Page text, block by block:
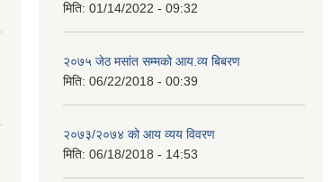
मिति: 01/14/2022 - 09:32
२०७५ जेठ मसांत सम्मको आय.व्य बिबरण
मिति: 06/22/2018 - 00:39
२०७३/२०७४ को आय व्यय विवरण
मिति: 06/18/2018 - 14:53